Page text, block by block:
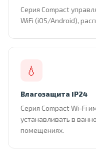
Серия Compact
WiFi (iOS/Android),
💧
Влагозащита IP24
Серия Compact Wi-Fi
устанавливать в
помещениях.